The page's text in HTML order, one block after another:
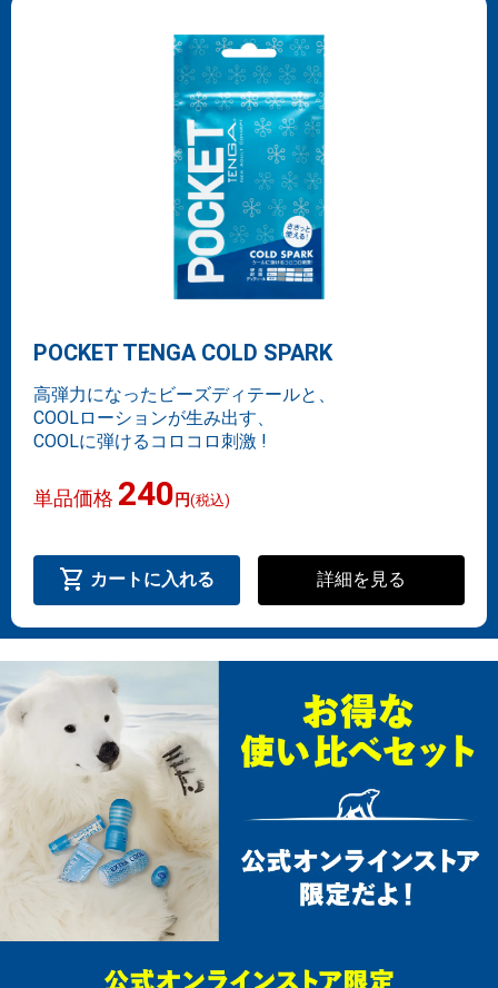
POCKET TENGA COLD SPARK
高弾力になったビーズディテールと、
COOLローションが生み出す、
COOLに弾けるコロコロ刺激 !
単品価格 240 円(税込)
shopping_cart カートに入れる 詳細を見る